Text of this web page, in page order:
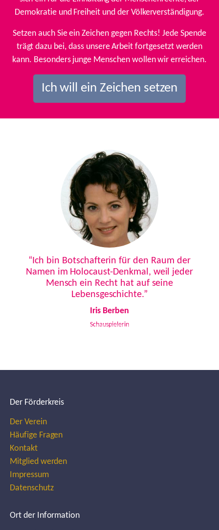
Demokratie und Freiheit und der Völkerverständigung.
Setzen auch Sie ein Zeichen gegen Rechts! Jede Spende
trägt dazu bei, dass unsere Arbeit fortgesetzt werden
kann. Besonders junge Menschen wollen wir erreichen.
Ich will ein Zeichen setzen
“Ich bin Botschafterin für den Raum der
Namen im Holocaust-Denkmal, weil jeder
Mensch ein Recht hat auf seine
Lebensgeschichte.”
Iris Berben
Schauspielerin
Der Förderkreis
Der Verein
Häufige Fragen
Kontakt
Mitglied werden
Impressum
Datenschutz
Ort der Information